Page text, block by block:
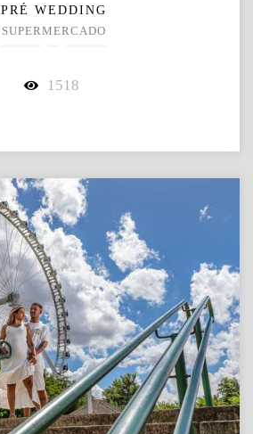
PRÉ WEDDING
SUPERMERCADO
1518